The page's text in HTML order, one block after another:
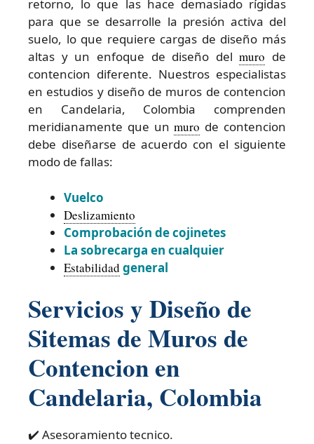
retorno, lo que las hace demasiado rígidas
para que se desarrolle la presión activa del
suelo, lo que requiere cargas de diseño más
altas y un enfoque de diseño delmuro de
contencion diferente. Nuestros especialistas
en estudios y diseño de muros de contencion
en Candelaria, Colombia comprenden
meridianamente que unmuro de contencion
debe diseñarse de acuerdo con el siguiente
modo de fallas:
Vuelco
Deslizamiento
Comprobación de cojinetes
La sobrecarga en cualquier
Estabilidad general
Servicios y Diseño de
Sitemas de Muros de
Contencion en
Candelaria, Colombia
✔️ Asesoramiento tecnico.